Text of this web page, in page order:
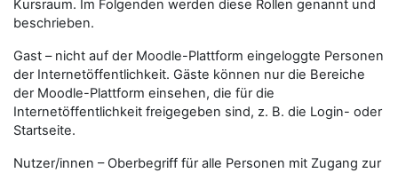
Kursraum. Im Folgenden werden diese Rollen genannt und
beschrieben.
Gast – nicht auf der Moodle-Plattform eingeloggte Personen
der Internetöffentlichkeit. Gäste können nur die Bereiche
der Moodle-Plattform einsehen, die für die
Internetöffentlichkeit freigegeben sind, z. B. die Login- oder
Startseite.
Nutzer/innen – Oberbegriff für alle Personen mit Zugang zur